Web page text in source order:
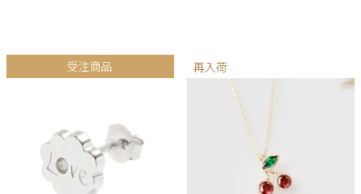
受注商品 再入荷